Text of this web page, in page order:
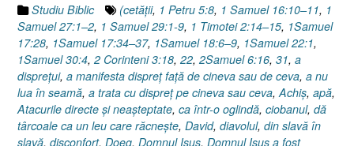
Studiu Biblic (cetăţii, 1 Petru 5:8, 1 Samuel 16:10–11, 1
Samuel 27:1–2, 1 Samuel 29:1-9, 1 Timotei 2:14–15, 1Samuel
17:28, 1Samuel 17:34–37, 1Samuel 18:6–9, 1Samuel 22:1,
1Samuel 30:4, 2 Corinteni 3:18, 22, 2Samuel 6:16, 31, a
dispreţui, a manifesta dispreț față de cineva sau de ceva, a nu
lua în seamă, a trata cu dispreț pe cineva sau ceva, Achiş, apă,
Atacurile directe şi neaşteptate, ca într-o oglindă, ciobanul, dă
târcoale ca un leu care răcneşte, David, diavolul, din slavă în
slavă, disconfort, Doeg, Domnul Isus, Domnul Isus a fost